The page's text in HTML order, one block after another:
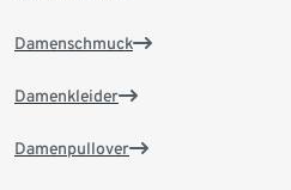
Damenschmuck
Damenkleider
Damenpullover